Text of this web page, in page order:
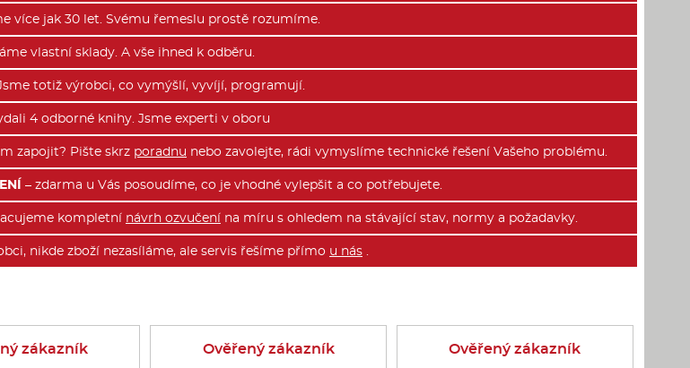
více jak 30 let. Svému řemeslu prostě rozumíme.
vlastní sklady. A vše ihned k odběru.
totiž výrobci, co vymýšlí, vyvíjí, programují.
4 odborné knihy. Jsme experti v oboru
zapojit? Pište skrz poradnu nebo zavolejte, rádi vymyslíme technické řešení Vašeho problému.
– zdarma u Vás posoudíme, co je vhodné vylepšit a co potřebujete.
kompletní návrh ozvučení na míru s ohledem na stávající stav, normy a požadavky.
nikde zboží nezasíláme, ale servis řešíme přímo u nás .
zákazník Ověřený zákazník Ověřený zákazník